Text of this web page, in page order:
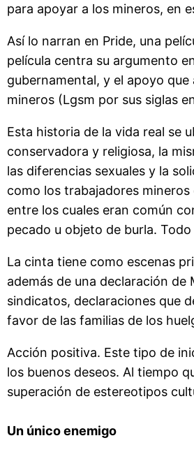
para apoyar a los mineros, en
Así lo narran en Pride, una
película centra su argumento
gubernamental, y el apoyo
mineros (Lgsm por sus siglas
Esta historia de la vida real se
conservadora y religiosa, la
las diferencias sexuales y la
como los trabajadores mineros
entre los cuales eran común
pecado u objeto de burla.
La cinta tiene como escenas
además de una declaración
sindicatos, declaraciones que
favor de las familias de los
Acción positiva. Este tipo de
los buenos deseos. Al tiempo
superación de estereotipos
Un único enemigo